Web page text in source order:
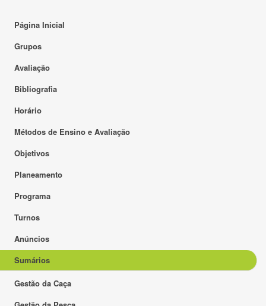
Página Inicial
Grupos
Avaliação
Bibliografia
Horário
Métodos de Ensino e Avaliação
Objetivos
Planeamento
Programa
Turnos
Anúncios
Sumários
Gestão da Caça